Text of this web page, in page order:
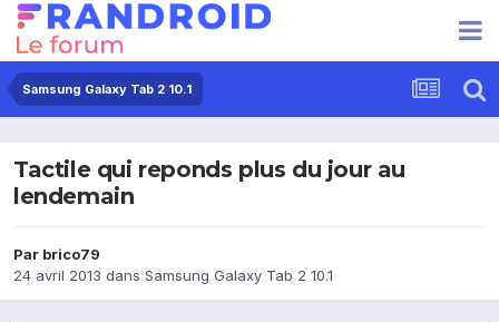
Samsung Galaxy Tab 2 10.1
Tactile qui reponds plus du jour au
lendemain
Par brico79
24 avril 2013 dans Samsung Galaxy Tab 2 10.1